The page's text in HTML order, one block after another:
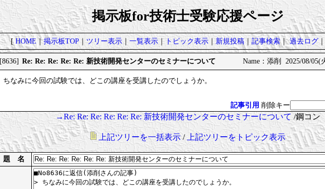
掲示板for技術士受験応援ページ
[HOME｜掲示板TOP｜ツリー表示｜一覧表示｜トピック表示｜新規投稿｜記事検索｜過去ログ｜
[8636] Re: Re: Re: Re: Re: 新技術開発センターのセミナーについて Name：添削 2025/08/05(
ちなみに今回の試験では、どこの講座を受講したのでしょうか。
記事引用 削除キー
→Re: Re: Re: Re: Re: Re: 新技術開発センターのセミナーについて /鋼コン
上記ツリーを一括表示/上記ツリーをトピック表示
題 名